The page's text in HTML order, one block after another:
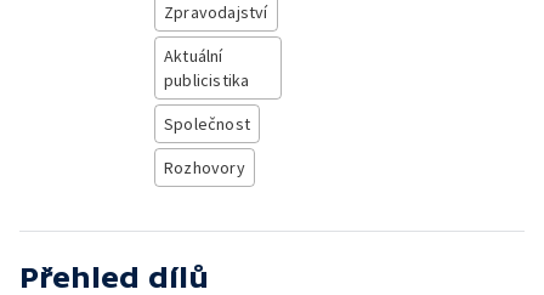
Zpravodajství
Aktuální
publicistika
Společnost
Rozhovory
Přehled dílů